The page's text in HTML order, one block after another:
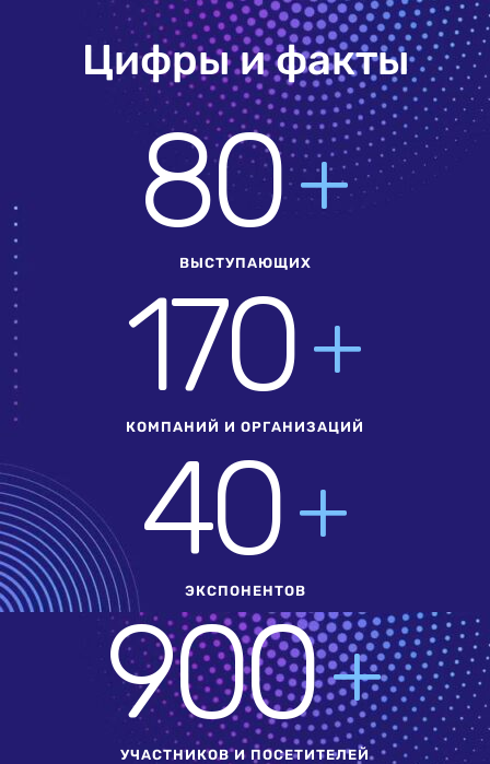
Цифры и факты
80+
ВЫСТУПАЮЩИХ
170+
КОМПАНИЙ И ОРГАНИЗАЦИЙ
40+
ЭКСПОНЕНТОВ
900+
УЧАСТНИКОВ И ПОСЕТИТЕЛЕЙ